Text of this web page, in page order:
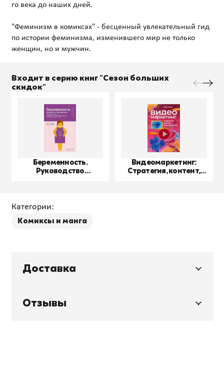
го века до наших дней.
"Феминизм в комиксах" - бесценный увлекательный гид
по истории феминизма, изменившего мир не только
Входит в серию книг "Сезон больших
скидок"
Беременность.
Руководство
Видеомаркетинг:
Стратегия, контент,
Категории:
Комиксы и манга
Доставка
Отзывы